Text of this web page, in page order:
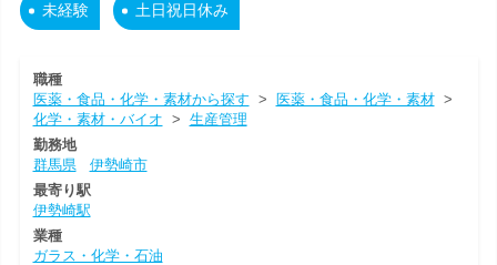
未経験 土日祝日休み
職種
医薬・食品・化学・素材から探す > 医薬・食品・化学・素材>
化学・素材・バイオ > 生産管理
勤務地
群馬県
伊勢崎市
最寄り駅
伊勢崎駅
業種
ガラス・化学・石油